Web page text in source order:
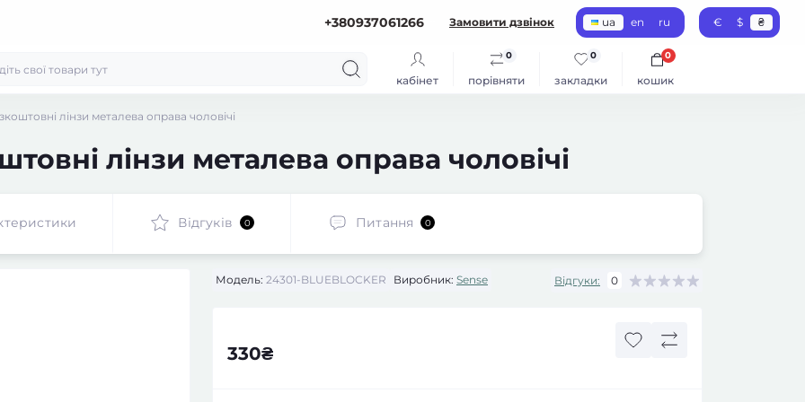
+380937061266 Замовити дзвінок ua en ru € $ ₴
кабінет порівняти
0
закладки
0
кошик
0
лінзи металева оправа чоловічі
лінзи металева оправа чоловічі
Відгуків 0 Питання 0
Модель: 24301-BLUEBLOCKER Виробник: Sense Відгуки: 0
330₴